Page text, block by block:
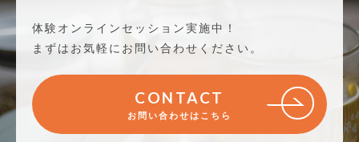
体験オンラインセッション実施中！
まずはお気軽にお問い合わせください。
CONTACT
お問い合わせはこちら